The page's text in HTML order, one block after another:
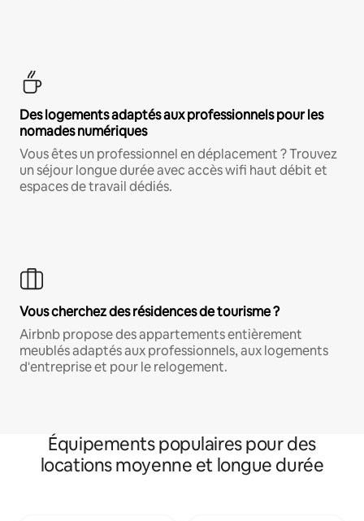
Des logements adaptés aux professionnels pour les
nomades numériques
Vous êtes un professionnel en déplacement ? Trouvez
un séjour longue durée avec accès wifi haut débit et
espaces de travail dédiés.
Vous cherchez des résidences de tourisme ?
Airbnb propose des appartements entièrement
meublés adaptés aux professionnels, aux logements
d'entreprise et pour le relogement.
Équipements populaires pour des
locations moyenne et longue durée